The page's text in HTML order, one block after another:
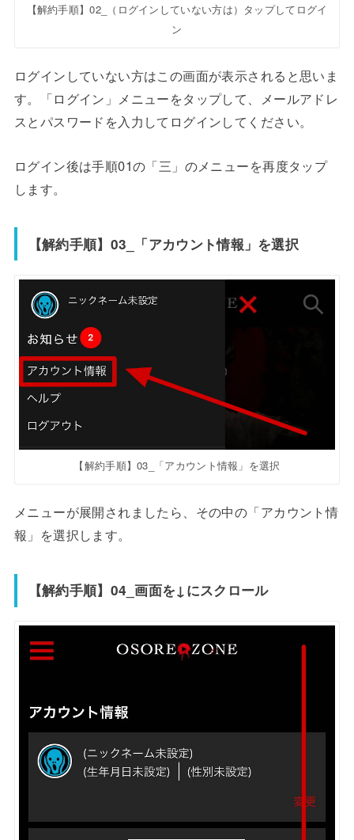
【解約手順】02_（ログインしていない方は）タップしてログイ
ン
ログインしていない方はこの画面が表示されると思いま
す。「ログイン」メニューをタップして、メールアドレ
スとパスワードを入力してログインしてください。
ログイン後は手順01の「三」のメニューを再度タップ
します。
【解約手順】03_「アカウント情報」を選択
【解約手順】03_「アカウント情報」を選択
メニューが展開されましたら、その中の「アカウント情
報」を選択します。
【解約手順】04_画面を↓にスクロール